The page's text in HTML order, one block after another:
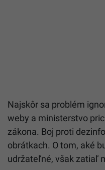
Najskôr sa problém
weby a ministerstvo
zákona. Boj proti
obrátkach. O tom, aké
udržateľné, však zatiaľ